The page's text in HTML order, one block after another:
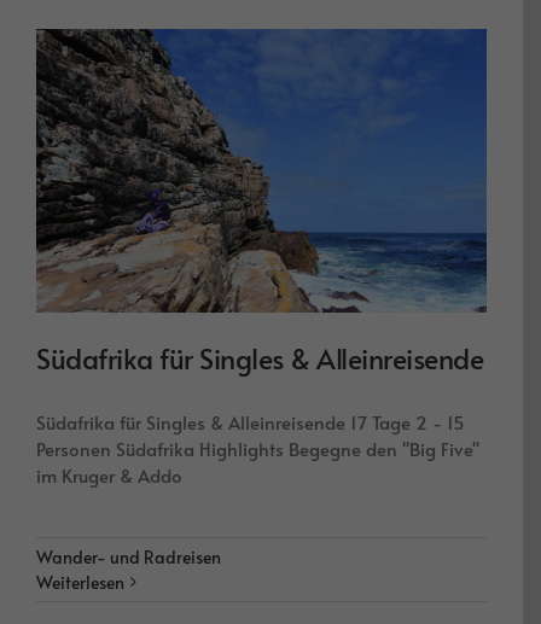
Südafrika für Singles & Alleinreisende
Südafrika für Singles & Alleinreisende 17 Tage 2 - 15
Personen Südafrika Highlights Begegne den "Big Five"
im Kruger & Addo
Wander- und Radreisen
Weiterlesen